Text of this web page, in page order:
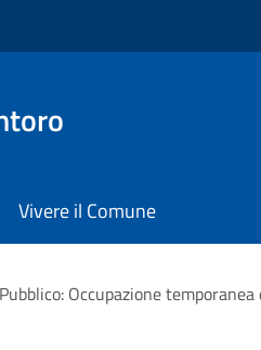
Vivere il Comune
Occupazione